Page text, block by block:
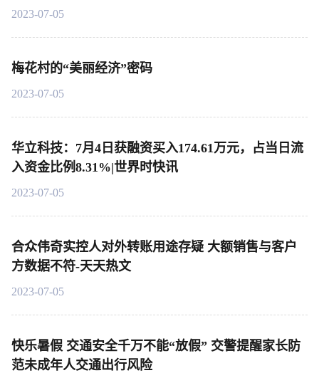
2023-07-05
梅花村的“美丽经济”密码
2023-07-05
华立科技：7月4日获融资买入174.61万元，占当日流
入资金比例8.31%|世界时快讯
2023-07-05
合众伟奇实控人对外转账用途存疑 大额销售与客户
方数据不符-天天热文
2023-07-05
快乐暑假 交通安全千万不能“放假” 交警提醒家长防
范未成年人交通出行风险